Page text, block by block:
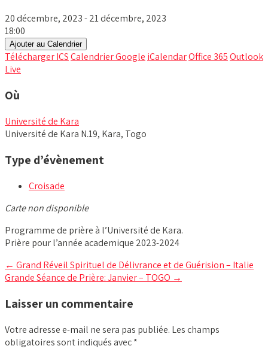
20 décembre, 2023 - 21 décembre, 2023
18:00
Ajouter au Calendrier
Télécharger ICSCalendrier Google iCalendarOffice 365Outlook
Live
Où
Université de Kara
Université de Kara N.19, Kara, Togo
Type d’évènement
Croisade
Carte non disponible
Programme de prière à l’Université de Kara.
Prière pour l’année academique 2023-2024
Post
navigation
← Grand Réveil Spirituel de Délivrance et de Guérision – Italie
Grande Séance de Prière: Janvier – TOGO →
Laisser un commentaire
Votre adresse e-mail ne sera pas publiée. Les champs
obligatoires sont indiqués avec*